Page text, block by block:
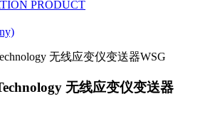
PRODUCT
无线应变仪变送器